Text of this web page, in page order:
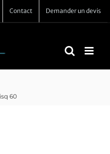
Contact Demander un devis
60